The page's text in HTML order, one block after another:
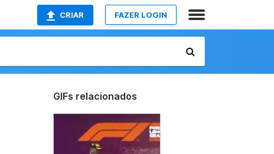
CRIAR FAZER LOGIN
GIFs relacionados